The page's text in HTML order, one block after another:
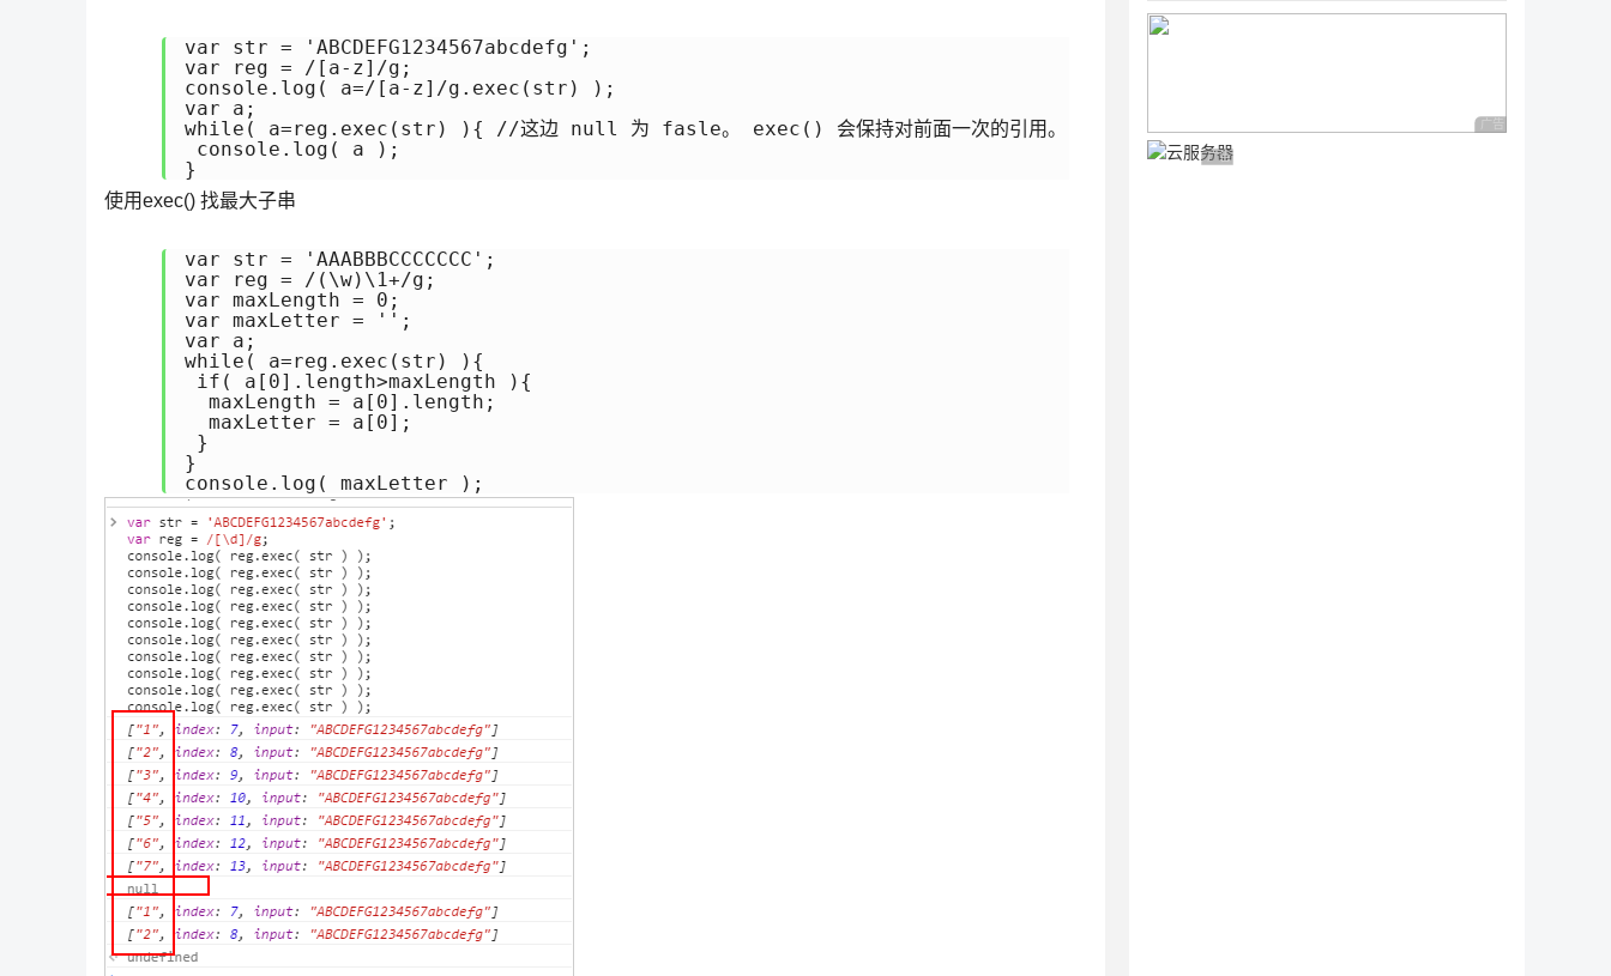
var str = 'ABCDEFG1234567abcdefg';
var reg = /[a-z]/g;
console.log( a=/[a-z]/g.exec(str) );
var a;
while( a=reg.exec(str) ){ //这边 null 为 fasle。 exec() 会保持对前面一次的引用。 需要使用 值来赋值。
console.log( a );
使用exec() 找最大子串
var str = 'AAABBBCCCCCCC';
var reg = /(\w)\1+/g;
var maxLength = 0;
var maxLetter = '';
var a;
while( a=reg.exec(str) ){
if( a[0].length>maxLength ){
  maxLength = a[0].length;
  maxLetter = a[0];
}
}
广告 商业广告，理性
广告 商业广告，理性选择